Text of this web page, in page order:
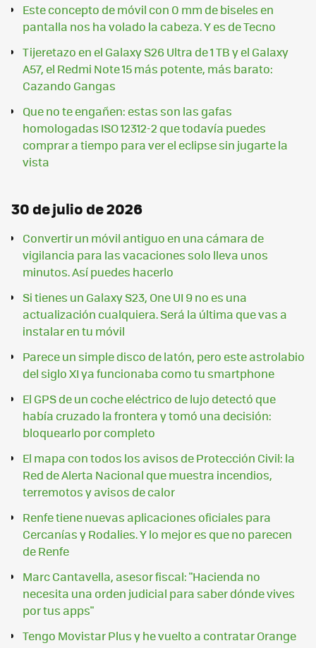
Este concepto de móvil con 0 mm de biseles en
pantalla nos ha volado la cabeza. Y es de Tecno
Tijeretazo en el Galaxy S26 Ultra de 1 TB y el Galaxy
A57, el Redmi Note 15 más potente, más barato:
Cazando Gangas
Que no te engañen: estas son las gafas
homologadas ISO 12312-2 que todavía puedes
comprar a tiempo para ver el eclipse sin jugarte la
vista
30 de julio de 2026
Convertir un móvil antiguo en una cámara de
vigilancia para las vacaciones solo lleva unos
minutos. Así puedes hacerlo
Si tienes un Galaxy S23, One UI 9 no es una
actualización cualquiera. Será la última que vas a
instalar en tu móvil
Parece un simple disco de latón, pero este astrolabio
del siglo XI ya funcionaba como tu smartphone
El GPS de un coche eléctrico de lujo detectó que
había cruzado la frontera y tomó una decisión:
bloquearlo por completo
El mapa con todos los avisos de Protección Civil: la
Red de Alerta Nacional que muestra incendios,
terremotos y avisos de calor
Renfe tiene nuevas aplicaciones oficiales para
Cercanías y Rodalies. Y lo mejor es que no parecen
de Renfe
Marc Cantavella, asesor fiscal: "Hacienda no
necesita una orden judicial para saber dónde vives
por tus apps"
Tengo Movistar Plus y he vuelto a contratar Orange